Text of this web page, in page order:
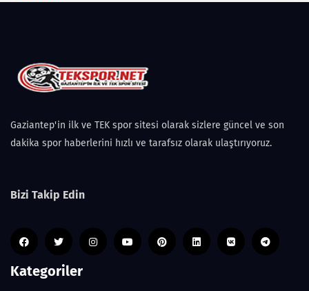
Gaziantep'in ilk ve TEK spor sitesi olarak sizlere güncel ve son
dakika spor haberlerini hızlı ve tarafsız olarak ulaştırıyoruz.
Bizi Takip Edin
Kategoriler